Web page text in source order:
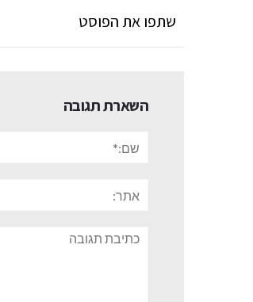
שתפו את הפוסט
השארת תגובה
תגובה